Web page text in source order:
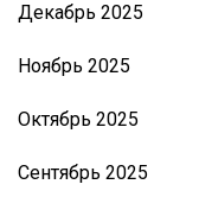
Декабрь 2025
Ноябрь 2025
Октябрь 2025
Сентябрь 2025